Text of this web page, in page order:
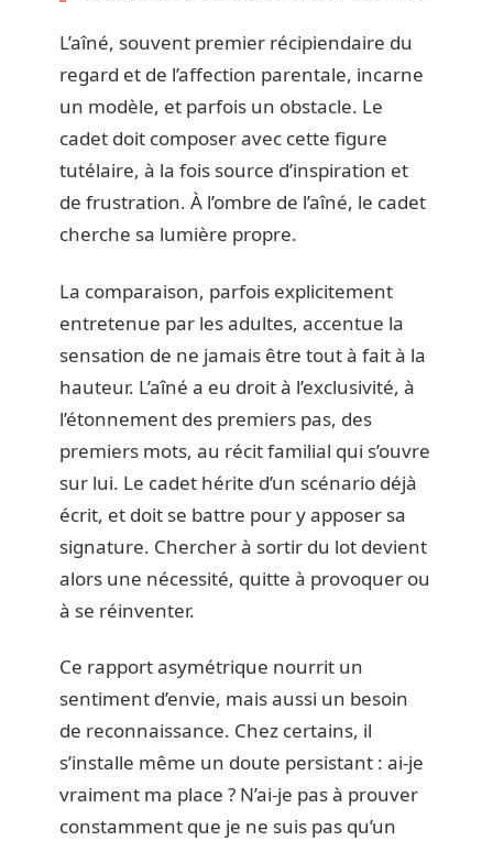
L’aîné, souvent premier récipiendaire du
regard et de l’affection parentale, incarne
un modèle, et parfois un obstacle. Le
cadet doit composer avec cette figure
tutélaire, à la fois source d’inspiration et
de frustration. À l’ombre de l’aîné, le cadet
cherche sa lumière propre.
La comparaison, parfois explicitement
entretenue par les adultes, accentue la
sensation de ne jamais être tout à fait à la
hauteur. L’aîné a eu droit à l’exclusivité, à
l’étonnement des premiers pas, des
premiers mots, au récit familial qui s’ouvre
sur lui. Le cadet hérite d’un scénario déjà
écrit, et doit se battre pour y apposer sa
signature. Chercher à sortir du lot devient
alors une nécessité, quitte à provoquer ou
à se réinventer.
Ce rapport asymétrique nourrit un
sentiment d’envie, mais aussi un besoin
de reconnaissance. Chez certains, il
s’installe même un doute persistant : ai-je
vraiment ma place ? N’ai-je pas à prouver
constamment que je ne suis pas qu’un